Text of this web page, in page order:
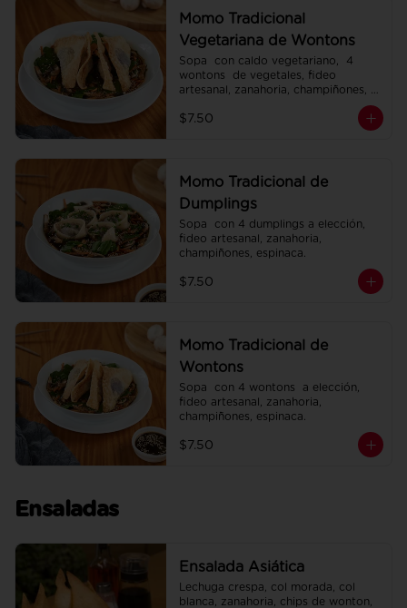
Momo Tradicional
Vegetariana de Wontons
Sopa  con caldo vegetariano,  4
wontons  de vegetales, fideo
artesanal, zanahoria, champiñones,
$7.50
Momo Tradicional de
Dumplings
Sopa  con 4 dumplings a elección,
fideo artesanal, zanahoria,
champiñones, espinaca.
$7.50
Momo Tradicional de
Wontons
Sopa  con 4 wontons  a elección,
fideo artesanal, zanahoria,
champiñones, espinaca.
$7.50
Ensaladas
Ensalada Asiática
Lechuga crespa, col morada, col
blanca, zanahoria, chips de wonton,